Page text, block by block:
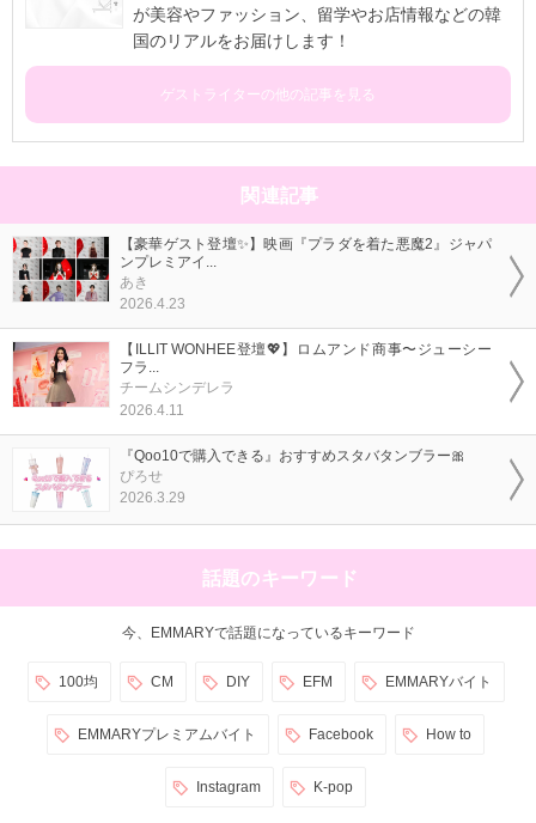
が美容やファッション、留学やお店情報などの韓
国のリアルをお届けします！
ゲストライターの他の記事を見る
関連記事
【豪華ゲスト登壇✨】映画『プラダを着た悪魔2』ジャパ
ンプレミアイ...
あき
2026.4.23
【ILLIT WONHEE登壇💖】ロムアンド商事〜ジューシー
フラ...
チームシンデレラ
2026.4.11
『Qoo10で購入できる』おすすめスタバタンブラー🎀
ぴろせ
2026.3.29
話題のキーワード
今、EMMARYで話題になっているキーワード
100均 CM DIY EFM EMMARYバイト
EMMARYプレミアムバイト Facebook How to
Instagram K-pop